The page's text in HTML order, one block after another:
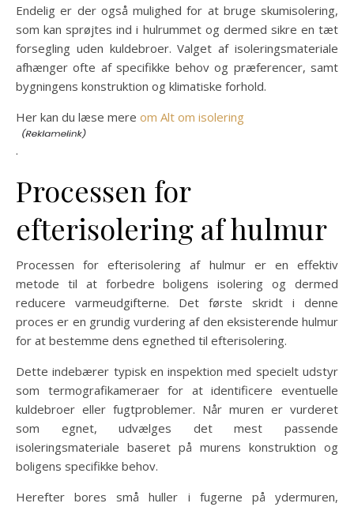
Endelig er der også mulighed for at bruge skumisolering,
som kan sprøjtes ind i hulrummet og dermed sikre en tæt
forsegling uden kuldebroer. Valget af isoleringsmateriale
afhænger ofte af specifikke behov og præferencer, samt
bygningens konstruktion og klimatiske forhold.
Her kan du læse mere om Alt om isolering
.
Processen for
efterisolering af hulmur
Processen for efterisolering af hulmur er en effektiv
metode til at forbedre boligens isolering og dermed
reducere varmeudgifterne. Det første skridt i denne
proces er en grundig vurdering af den eksisterende hulmur
for at bestemme dens egnethed til efterisolering.
Dette indebærer typisk en inspektion med specielt udstyr
som termografikameraer for at identificere eventuelle
kuldebroer eller fugtproblemer. Når muren er vurderet
som egnet, udvælges det mest passende
isoleringsmateriale baseret på murens konstruktion og
boligens specifikke behov.
Herefter bores små huller i fugerne på ydermuren,